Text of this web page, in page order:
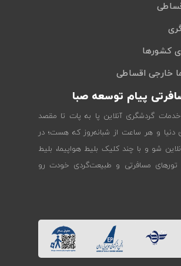
کشورها
خارجی اقساطی
پیام توسعه صبا
خدمات گردشگری آنلاین پا به پات تا مقصد
دنیا و هر ساعت از شبانه‌روز که هست؛ در
شو و با چند کلیک بلیط هواپیما، بلیط
تورهای مسافرتی و طبیعت‌گردی خودت رو